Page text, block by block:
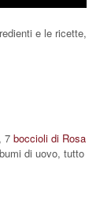
e le ricette,
, 7 boccioli di Rosa
di uovo, tutto